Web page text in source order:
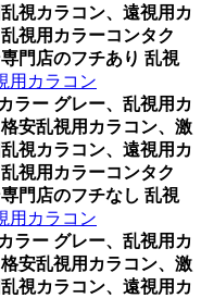
視カラコン、遠視用カ
視用カラーコンタク
門店のフチあり 乱視
用カラコン
ラー グレー、乱視用カ
安乱視用カラコン、激
視カラコン、遠視用カ
視用カラーコンタク
門店のフチなし 乱視
用カラコン
ラー グレー、乱視用カ
安乱視用カラコン、激
視カラコン、遠視用カ